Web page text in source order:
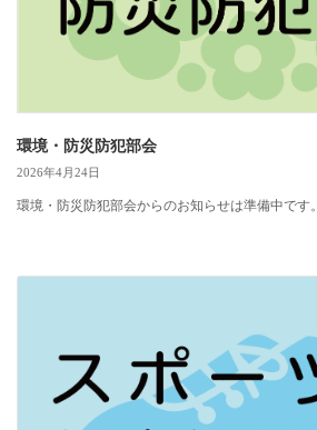
環境・防災防犯部会
2026年4月24日
環境・防災防犯部会からのお知らせは準備中です。